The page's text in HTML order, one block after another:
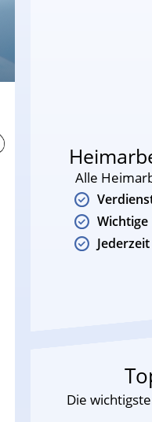
Alle
Wichtige
Die